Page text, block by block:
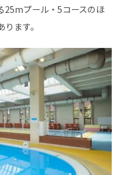
25mプール・5コースのほ
ます。